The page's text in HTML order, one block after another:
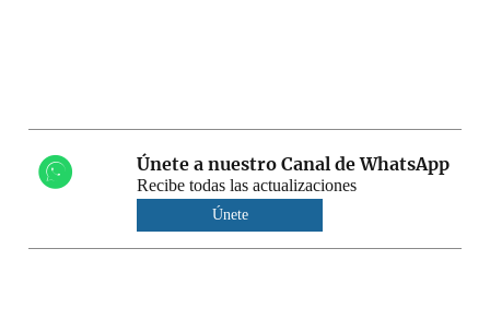
Únete a nuestro Canal de WhatsApp
Recibe todas las actualizaciones
Únete